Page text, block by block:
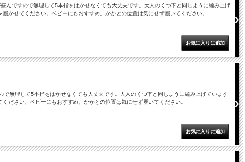
んですので無理して5本指をはかせなくても大丈夫です。大人のくつ下と同じように編み上げ
かせてください。ベビーにもおすすめ。かかとの位置は気にせず履いてください。
無理して5本指をはかせなくても大丈夫です。大人のくつ下と同じように編み上げています
ださい。ベビーにもおすすめ。かかとの位置は気にせず履いてください。